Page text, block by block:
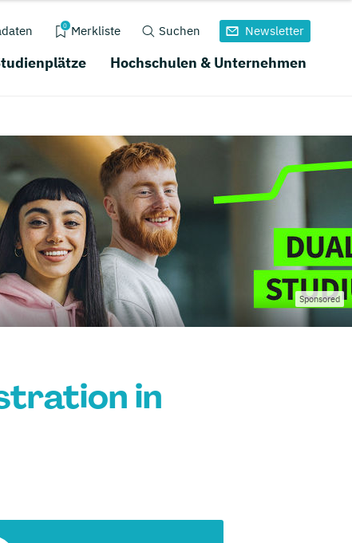
0 Merkliste Suchen Newsletter
Hochschulen & Unternehmen
Sponsored
in